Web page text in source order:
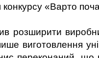
«Варто
розширити
виготовлення